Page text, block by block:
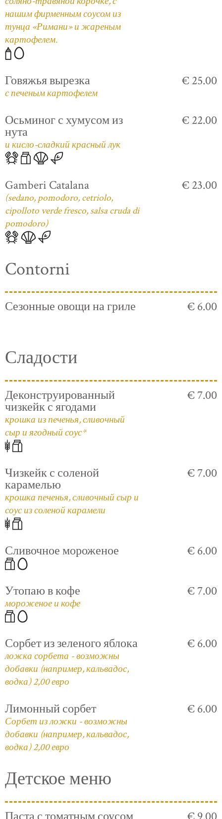
нашим фирменным соусом из
тунца «Римани» и жареным
картофелем.
Говяжья вырезка
с печеным картофелем
€ 25.00
Осьминог с хумусом из
нута
и кисло-сладкий красный лук
€ 22.00
Gamberi Catalana
(sedano, pomodoro, cetriolo,
cipolloto verde fresco, salsa cruda di
pomodoro)
€ 23.00
Contorni
Сезонные овощи на гриле € 6.00
Сладости
Деконструированный
чизкейк с ягодами
крошка из печенья, сливочный
сыр и ягодный соус*
€ 7.00
Чизкейк с соленой
карамелью
крошка печенья, сливочный сыр и
соус из соленой карамели
€ 7.00
Сливочное мороженое € 6.00
Утопаю в кофе
мороженое и кофе
€ 7.00
Сорбет из зеленого яблока
ложка сорбета - возможны
добавки (например, кальвадос,
водка) 2,00 евро
€ 6.00
Лимонный сорбет
Сорбет из ложки - возможны
добавки (например, кальвадос,
водка) 2,00 евро
€ 6.00
Детское меню